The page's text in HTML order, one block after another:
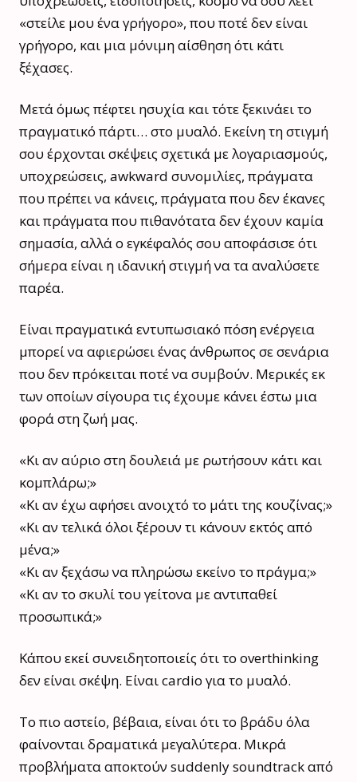
«στείλε μου ένα γρήγορο», που ποτέ δεν είναι
γρήγορο, και μια μόνιμη αίσθηση ότι κάτι
ξέχασες.
Μετά όμως πέφτει ησυχία και τότε ξεκινάει το
πραγματικό πάρτι… στο μυαλό. Εκείνη τη στιγμή
σου έρχονται σκέψεις σχετικά με λογαριασμούς,
υποχρεώσεις, awkward συνομιλίες, πράγματα
που πρέπει να κάνεις, πράγματα που δεν έκανες
και πράγματα που πιθανότατα δεν έχουν καμία
σημασία, αλλά ο εγκέφαλός σου αποφάσισε ότι
σήμερα είναι η ιδανική στιγμή να τα αναλύσετε
παρέα.
Είναι πραγματικά εντυπωσιακό πόση ενέργεια
μπορεί να αφιερώσει ένας άνθρωπος σε σενάρια
που δεν πρόκειται ποτέ να συμβούν. Μερικές εκ
των οποίων σίγουρα τις έχουμε κάνει έστω μια
φορά στη ζωή μας.
«Κι αν αύριο στη δουλειά με ρωτήσουν κάτι και
κομπλάρω;»
«Κι αν έχω αφήσει ανοιχτό το μάτι της κουζίνας;»
«Κι αν τελικά όλοι ξέρουν τι κάνουν εκτός από
μένα;»
«Κι αν ξεχάσω να πληρώσω εκείνο το πράγμα;»
«Κι αν το σκυλί του γείτονα με αντιπαθεί
προσωπικά;»
Κάπου εκεί συνειδητοποιείς ότι το overthinking
δεν είναι σκέψη. Είναι cardio για το μυαλό.
Το πιο αστείο, βέβαια, είναι ότι το βράδυ όλα
φαίνονται δραματικά μεγαλύτερα. Μικρά
προβλήματα αποκτούν suddenly soundtrack από